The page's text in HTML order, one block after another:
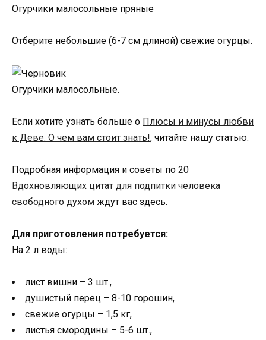
Огурчики малосольные пряные
Отберите небольшие (6-7 см длиной) свежие огурцы.
Огурчики малосольные.
Если хотите узнать больше о Плюсы и минусы любви
к Деве. О чем вам стоит знать!, читайте нашу статью.
Подробная информация и советы по 20
Вдохновляющих цитат для подпитки человека
свободного духом ждут вас здесь.
Для приготовления потребуется:
На 2 л воды:
лист вишни – 3 шт.,
душистый перец – 8-10 горошин,
свежие огурцы – 1,5 кг,
листья смородины – 5-6 шт.,